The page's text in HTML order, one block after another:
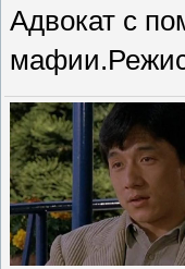
Адвокат с